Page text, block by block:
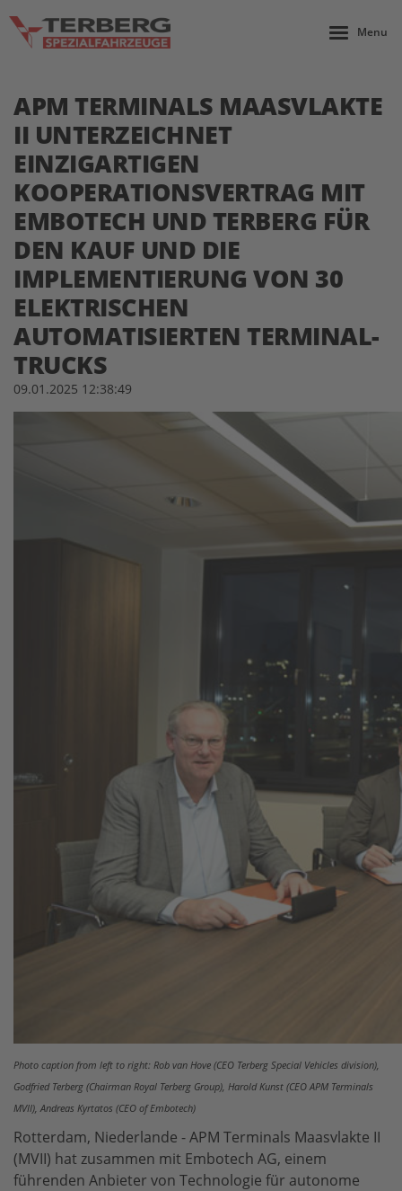
Menu
APM TERMINALS MAASVLAKTE
II UNTERZEICHNET
EINZIGARTIGEN
KOOPERATIONSVERTRAG MIT
EMBOTECH UND TERBERG FÜR
DEN KAUF UND DIE
IMPLEMENTIERUNG VON 30
ELEKTRISCHEN
AUTOMATISIERTEN TERMINAL-
TRUCKS
09.01.2025 12:38:49
Photo caption from left to right: Rob van Hove (CEO Terberg Special Vehicles division),
Godfried Terberg (Chairman Royal Terberg Group), Harold Kunst (CEO APM Terminals
MVII), Andreas Kyrtatos (CEO of Embotech)
Rotterdam, Niederlande - APM Terminals Maasvlakte II
(MVII) hat zusammen mit Embotech AG, einem
führenden Anbieter von Technologie für autonome